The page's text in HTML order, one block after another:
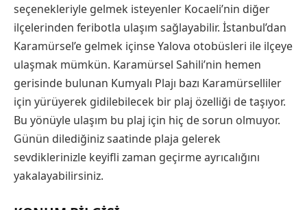
seçenekleriyle gelmek isteyenler Kocaeli’nin diğer
ilçelerinden feribotla ulaşım sağlayabilir. İstanbul’dan
Karamürsel’e gelmek içinse Yalova otobüsleri ile ilçeye
ulaşmak mümkün. Karamürsel Sahili’nin hemen
gerisinde bulunan Kumyalı Plajı bazı Karamürselliler
için yürüyerek gidilebilecek bir plaj özelliği de taşıyor.
Bu yönüyle ulaşım bu plaj için hiç de sorun olmuyor.
Günün dilediğiniz saatinde plaja gelerek
sevdiklerinizle keyifli zaman geçirme ayrıcalığını
yakalayabilirsiniz.